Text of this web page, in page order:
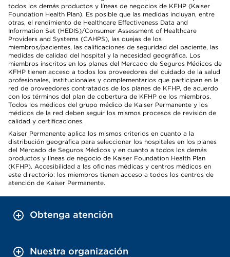
todos los demás productos y líneas de negocios de KFHP (Kaiser
Foundation Health Plan). Es posible que las medidas incluyan, entre
otras, el rendimiento de Healthcare Effectiveness Data and
Information Set (HEDIS)/Consumer Assessment of Healthcare
Providers and Systems (CAHPS), las quejas de los
miembros/pacientes, las calificaciones de seguridad del paciente, las
medidas de calidad del hospital y la necesidad geográfica. Los
miembros inscritos en los planes del Mercado de Seguros Médicos de
KFHP tienen acceso a todos los proveedores del cuidado de la salud
profesionales, institucionales y complementarios que participan en la
red de proveedores contratados de los planes de KFHP, de acuerdo
con los términos del plan de cobertura de KFHP de los miembros.
Todos los médicos del grupo médico de Kaiser Permanente y los
médicos de la red deben seguir los mismos procesos de revisión de
calidad y certificaciones.
Kaiser Permanente aplica los mismos criterios en cuanto a la
distribución geográfica para seleccionar los hospitales en los planes
del Mercado de Seguros Médicos y en cuanto a todos los demás
productos y líneas de negocio de Kaiser Foundation Health Plan
(KFHP). Accesibilidad a las oficinas médicas y centros médicos en
este directorio: los miembros tienen acceso a todos los centros de
atención de Kaiser Permanente.
Obtenga atención
Nuestra organización